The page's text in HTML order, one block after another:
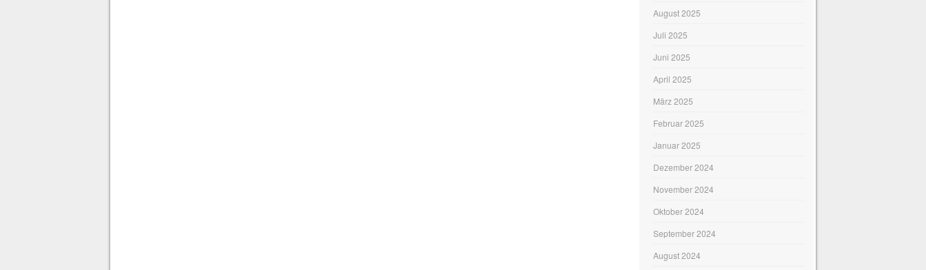
August 2025
Juli 2025
Juni 2025
April 2025
März 2025
Februar 2025
Januar 2025
Dezember 2024
November 2024
Oktober 2024
September 2024
August 2024